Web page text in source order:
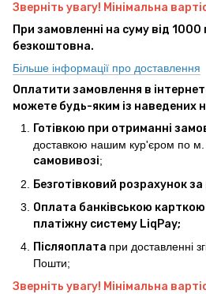
Зверніть увагу! Мінімальна
При замовленні на суму від
безкоштовна.
Більше інформації про доставлення
Оплатити замовлення в
можете будь-яким із наведених
Готівкою при отриманні
доставкою нашим кур'єром по м.
самовивозі;
Безготівковий розрахунок
Оплата банківською
платіжну систему LiqPay;
Післяоплата при доставленні
Пошти;
Зверніть увагу! Мінімальна